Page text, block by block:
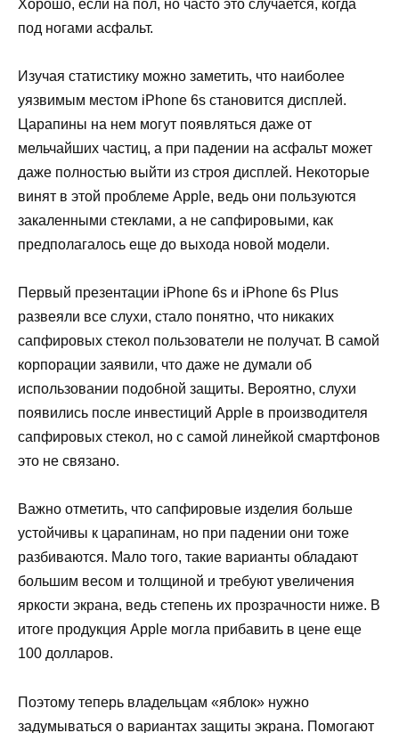
Хорошо, если на пол, но часто это случается, когда
под ногами асфальт.
Изучая статистику можно заметить, что наиболее
уязвимым местом iPhone 6s становится дисплей.
Царапины на нем могут появляться даже от
мельчайших частиц, а при падении на асфальт может
даже полностью выйти из строя дисплей. Некоторые
винят в этой проблеме Apple, ведь они пользуются
закаленными стеклами, а не сапфировыми, как
предполагалось еще до выхода новой модели.
Первый презентации iPhone 6s и iPhone 6s Plus
развеяли все слухи, стало понятно, что никаких
сапфировых стекол пользователи не получат. В самой
корпорации заявили, что даже не думали об
использовании подобной защиты. Вероятно, слухи
появились после инвестиций Apple в производителя
сапфировых стекол, но с самой линейкой смартфонов
это не связано.
Важно отметить, что сапфировые изделия больше
устойчивы к царапинам, но при падении они тоже
разбиваются. Мало того, такие варианты обладают
большим весом и толщиной и требуют увеличения
яркости экрана, ведь степень их прозрачности ниже. В
итоге продукция Apple могла прибавить в цене еще
100 долларов.
Поэтому теперь владельцам «яблок» нужно
задумываться о вариантах защиты экрана. Помогают